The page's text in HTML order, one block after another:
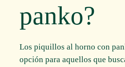
panko?
Los piquillos al horno con
opción para aquellos que